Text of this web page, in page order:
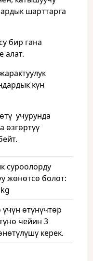
шарттарга
бир гана
алат.
күн
учурунда
өзгөртүү
суроолорду
жөнөтсө болот:
өтүнүчтөр
чейин 3
керек.